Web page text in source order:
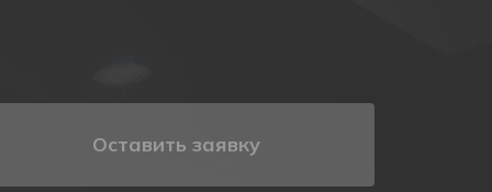
имеет зарядное устройство, а также
индикаторы. Проверка исправности
Оставить заявку